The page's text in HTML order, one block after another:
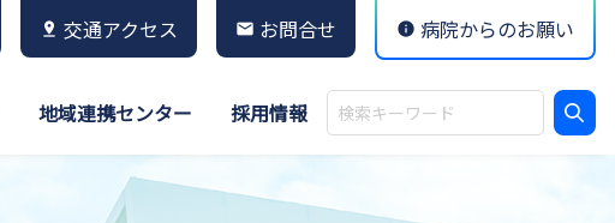
交通アクセス お問合せ 病院からのお願い
地域連携センター 採用情報